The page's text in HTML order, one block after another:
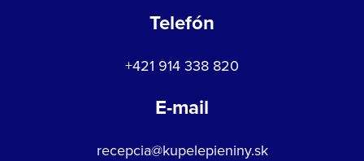
Telefón
+421 914 338 820
E-mail
recepcia@kupelepieniny.sk